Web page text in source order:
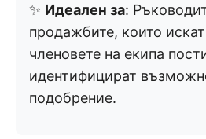
✨ Идеален за:
продажбите, които
членовете на екипа
идентифицират
подобрение.